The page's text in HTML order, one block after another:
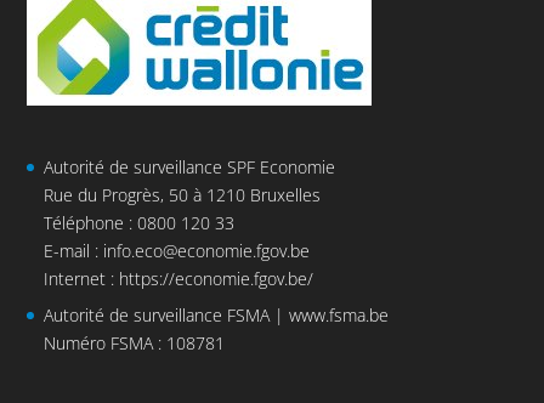
Autorité de surveillance SPF Economie
Rue du Progrès, 50 à 1210 Bruxelles
Téléphone : 0800 120 33
E-mail : info.eco@economie.fgov.be
Internet : https://economie.fgov.be/
Autorité de surveillance FSMA |www.fsma.be
Numéro FSMA : 108781